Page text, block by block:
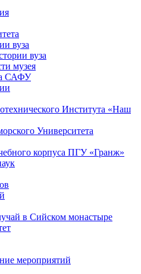
вуза
вуза
музея
САФУ
Института «Наш
Университета
корпуса ПГУ «Гранж»
в Сийском монастыре
мероприятий